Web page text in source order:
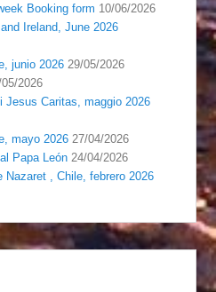
Booking form 10/06/2026
Ireland, June 2026
junio 2026 29/05/2026
05/2026
Jesus Caritas, maggio 2026
mayo 2026 27/04/2026
Papa León 24/04/2026
Nazaret , Chile, febrero 2026